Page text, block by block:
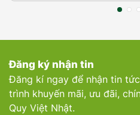
Đăng ký nhận tin
Đăng kí ngay để nhận tin
trình khuyến mãi, ưu đãi,
Quy Việt Nhật.